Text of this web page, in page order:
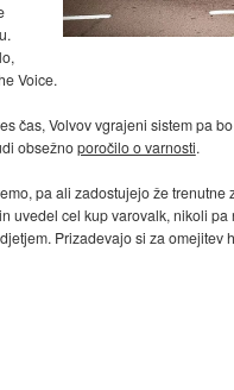
Voice.
čas, Volvov vgrajeni sistem pa
obsežnoporočilo o varnosti.
pa ali zadostujejo že trenutne
uvedel cel kup varovalk, nikoli
Prizadevajo si za omejitev